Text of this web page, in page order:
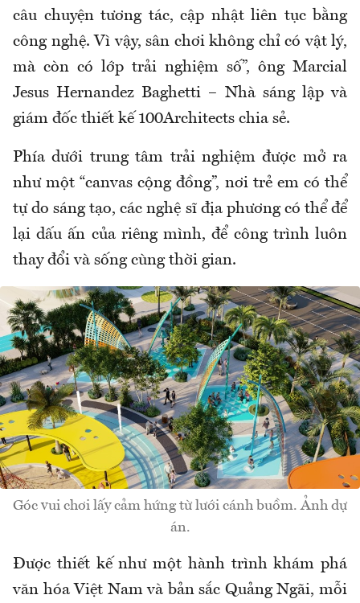
câu chuyện tương tác, cập nhật liên tục bằng
công nghệ. Vì vậy, sân chơi không chỉ có vật lý,
mà còn có lớp trải nghiệm số”, ông Marcial
Jesus Hernandez Baghetti – Nhà sáng lập và
giám đốc thiết kế 100Architects chia sẻ.
Phía dưới trung tâm trải nghiệm được mở ra
như một “canvas cộng đồng”, nơi trẻ em có thể
tự do sáng tạo, các nghệ sĩ địa phương có thể để
lại dấu ấn của riêng mình, để công trình luôn
thay đổi và sống cùng thời gian.
Góc vui chơi lấy cảm hứng từ lưới cánh buồm. Ảnh dự
án.
Được thiết kế như một hành trình khám phá
văn hóa Việt Nam và bản sắc Quảng Ngãi, mỗi